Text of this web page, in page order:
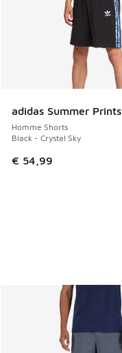
adidas Summer Prints
Homme Shorts
Black - Crystal Sky
€ 54,99